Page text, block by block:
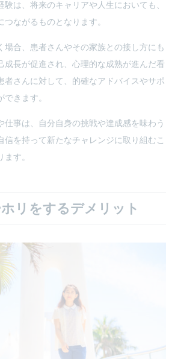
は、将来のキャリアや人生においても、
つながるものとなります。
場合、患者さんやその家族との接し方にも
成長が促進され、心理的な成熟が進んだ看
者さんに対して、的確なアドバイスやサポ
きます。
仕事は、自分自身の挑戦や達成感を味わう
信を持って新たなチャレンジに取り組むこ
す。
リをするデメリット